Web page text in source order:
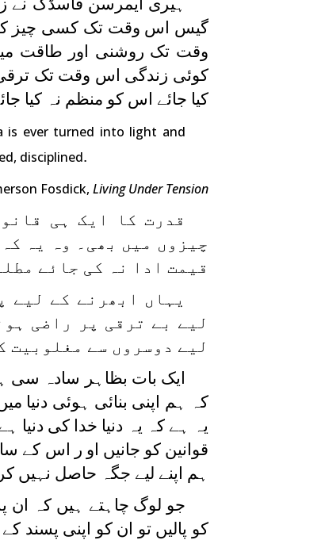
ہیری ایمرسن فاسڈک نے
گیس اس وقت تک کسی چیز کو
وقت تک روشنی اور طاقت
کوئی زندگی اس وقت تک
کیا جائے اس کو منظم نہ کیا
is ever turned into light and
disciplined.
Fosdick,Living Under Tension
قدرت کا ایک ہی
چیزوں میں بھی۔ وہ یہ
قیمت ادا نہ کی جائے
یہاں ابھرنے کے لیے
لیے بے ترقی پر راضی
لیے دوسروں سے مغلوبیت
ایک بات بظاہر سادہ سی
کہ ہم اپنی بنائی ہوئی دنیا
یہ ہے کہ یہ دنیا خدا کی
قوانین کو جانیں او ر اس کے
ہم اپنے لیے جگہ حاصل نہیں
جو لوگ چاہتے ہیں کہ ان
کو پالیں تو ان کو اپنی پسند